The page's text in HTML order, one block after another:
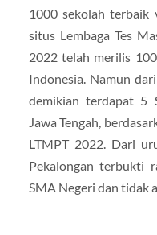
1000 sekolah terbaik
situs Lembaga Tes
2022 telah merilis
Indonesia. Namun
demikian terdapat 5
Jawa Tengah,
LTMPT 2022. Dari
Pekalongan terbukti
SMA Negeri dan tidak